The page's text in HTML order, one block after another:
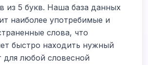
из 5 букв. Наша база данных
наиболее употребимые и
слова, что
быстро находить нужный
для любой словесной